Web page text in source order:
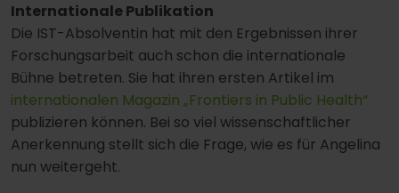
Internationale Publikation
Die IST-Absolventin hat mit den Ergebnissen ihrer
Forschungsarbeit auch schon die internationale
Bühne betreten. Sie hat ihren ersten Artikel im
internationalen Magazin „Frontiers in Public Health“
publizieren können. Bei so viel wissenschaftlicher
Anerkennung stellt sich die Frage, wie es für Angelina
nun weitergeht.